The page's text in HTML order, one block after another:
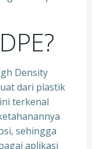
Density
dari plastik
terkenal
sehingga
aplikasi